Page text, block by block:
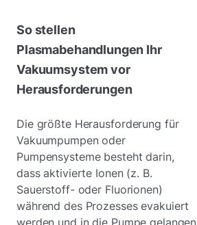
So stellen
Plasmabehandlungen Ihr
Vakuumsystem vor
Herausforderungen
Die größte Herausforderung für
Vakuumpumpen oder
Pumpensysteme besteht darin,
dass aktivierte Ionen (z. B.
Sauerstoff- oder Fluorionen)
während des Prozesses evakuiert
werden und in die Pumpe gelangen